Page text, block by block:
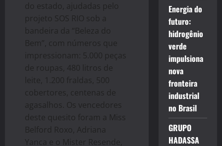
do estado, ajudadas pelo
projeto SOS RIO sob a
bandeira da “Beleza do
Bem”, com números que
impressionam: 5.000 peças
de roupas, 480 litros de
leite, 1.200 fraldas, 500
cobertores, centenas de
agasalhos. Os vencedores
deste quesito foram a Miss
Belford Roxo, Adriana
Yanca e o Mister Resende,
Energia do
futuro:
hidrogênio
verde
impulsiona
nova
fronteira
industrial
no Brasil
GRUPO
HADASSA